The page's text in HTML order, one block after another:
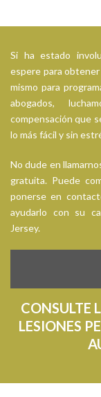
Si ha estado
espere para
mismo para
abogados,
compensación que
lo más fácil y sin
No dude en
gratuita. Puede
ponerse en
ayudarlo con su
Jersey.
CONSULTE
LESIONES